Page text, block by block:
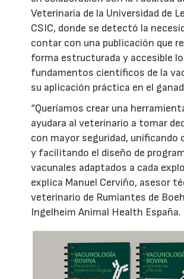
Veterinaria de la Universidad de
CSIC, donde se detectó la
contar con una publicación que
forma estructurada y accesible
fundamentos científicos de la
su aplicación práctica en el
“Queríamos crear una
ayudara al veterinario a tomar
con mayor seguridad, unificando
y facilitando el diseño de
vacunales adaptados a cada
explica Manuel Cerviño, asesor
veterinario de Rumiantes de
Ingelheim Animal Health España.